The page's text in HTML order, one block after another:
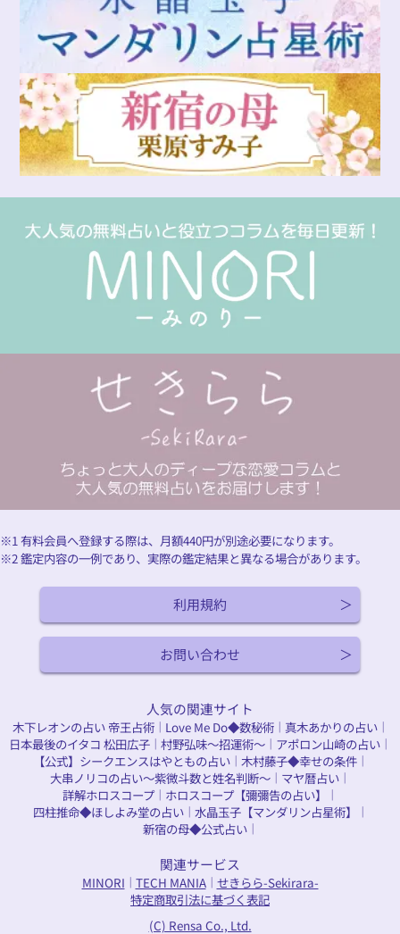
※1 有料会員へ登録する際は、月額440円が別途必要になります。
※2 鑑定内容の一例であり、実際の鑑定結果と異なる場合があります。
利用規約
お問い合わせ
人気の関連サイト
木下レオンの占い 帝王占術｜ Love Me Do◆数秘術｜ 真木あかりの占い｜
日本最後のイタコ 松田広子 ｜ 村野弘味～招運術～ ｜ アポロン山崎の占い ｜
【公式】シークエンスはやともの占い｜ 木村藤子◆幸せの条件｜
大串ノリコの占い～紫微斗数と姓名判断～ ｜ マヤ暦占い ｜
詳解ホロスコープ｜ ホロスコープ【彌彌告の占い】 ｜
四柱推命◆ほしよみ堂の占い｜ 水晶玉子【マンダリン占星術】 ｜
新宿の母◆公式占い｜
関連サービス
MINORI ｜ TECH MANIA｜ せきらら-Sekirara-
特定商取引法に基づく表記
(C) Rensa Co., Ltd.